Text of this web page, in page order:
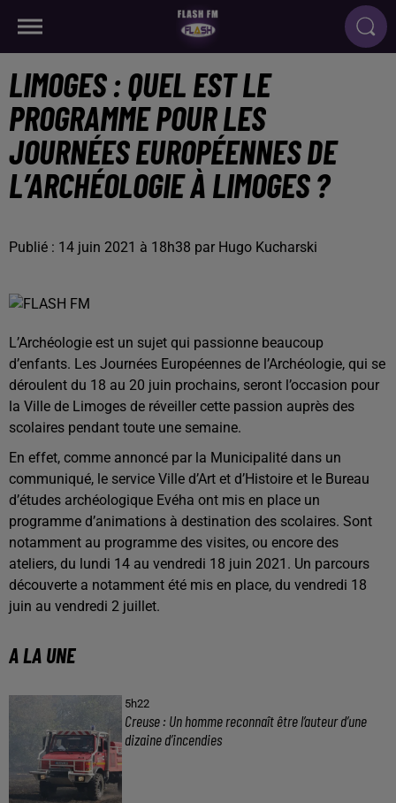
LIMOGES : QUEL EST LE
PROGRAMME POUR LES
JOURNÉES EUROPÉENNES DE
L’ARCHÉOLOGIE À LIMOGES ?
Publié : 14 juin 2021 à 18h38 par Hugo Kucharski
L’Archéologie est un sujet qui passionne beaucoup
d’enfants. Les Journées Européennes de l’Archéologie, qui se
déroulent du 18 au 20 juin prochains, seront l’occasion pour
la Ville de Limoges de réveiller cette passion auprès des
scolaires pendant toute une semaine.
En effet, comme annoncé par la Municipalité dans un
communiqué, le service Ville d’Art et d’Histoire et le Bureau
d’études archéologique Evéha ont mis en place un
programme d’animations à destination des scolaires. Sont
notamment au programme des visites, ou encore des
ateliers, du lundi 14 au vendredi 18 juin 2021. Un parcours
découverte a notamment été mis en place, du vendredi 18
juin au vendredi 2 juillet.
A LA UNE
5h22
Creuse : Un homme reconnaît être l’auteur d’une
dizaine d’incendies